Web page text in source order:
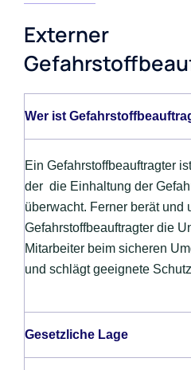
Externer
Wer ist
Ein Gefahrstoffbeauftragter
der die Einhaltung der
überwacht. Ferner berät und
Gefahrstoffbeauftragter die
Mitarbeiter beim sicheren
und schlägt geeignete
Gesetzliche Lage